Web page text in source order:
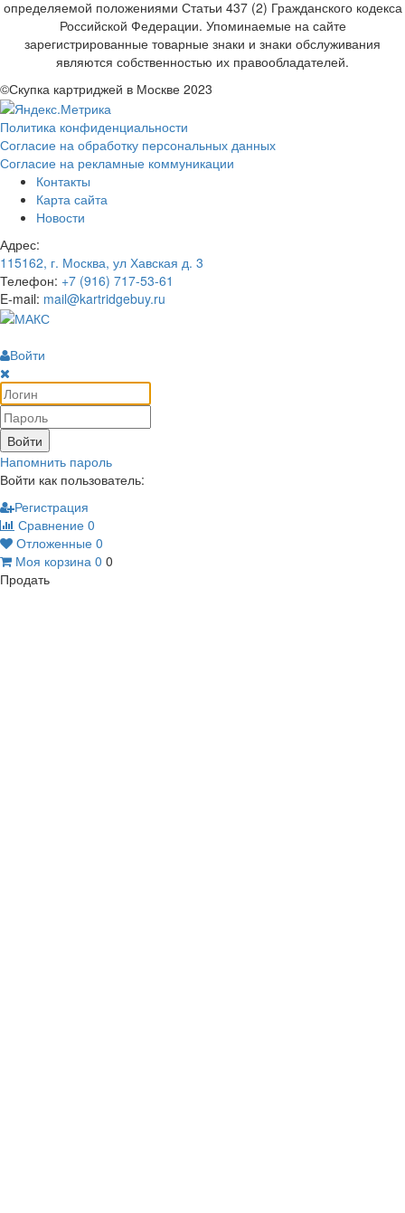
определяемой положениями Статьи 437 (2) Гражданского кодекса
Российской Федерации. Упоминаемые на сайте
зарегистрированные товарные знаки и знаки обслуживания
являются собственностью их правообладателей.
©Скупка картриджей в Москве 2023
Политика конфиденциальности
Согласие на обработку персональных данных
Согласие на рекламные коммуникации
Контакты
Карта сайта
Новости
Адрес:
115162, г. Москва, ул Хавская д. 3
Телефон: +7 (916) 717-53-61
E-mail: mail@kartridgebuy.ru
Войти
Войти
Напомнить пароль
Войти как пользователь:
Регистрация
Сравнение 0
Отложенные 0
Моя корзина 0 0
Продать